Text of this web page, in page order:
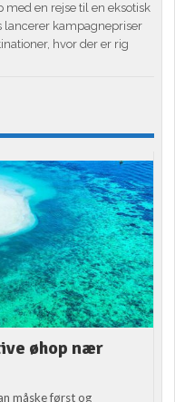
med en rejse til en eksotisk
lancerer kampagnepriser
hvor der er rig
øhop nær
måske først og